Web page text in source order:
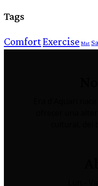
Tags
ComfortExercise Mat